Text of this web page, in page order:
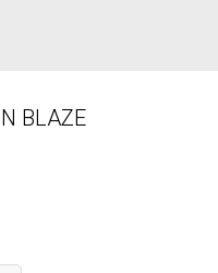
BLAZE